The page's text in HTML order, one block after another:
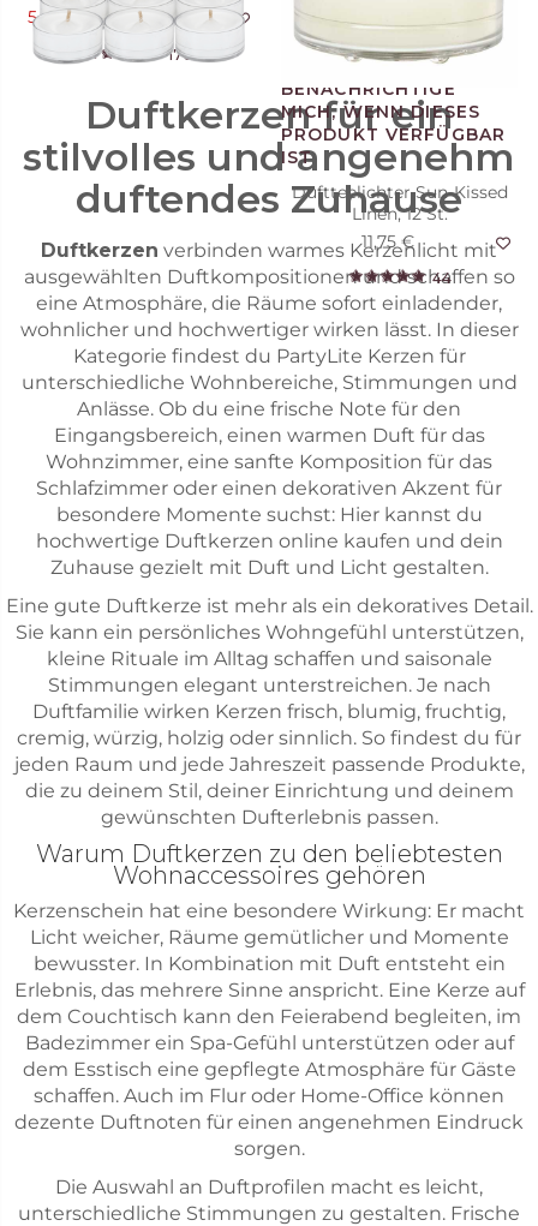
58
5,88 € 11,75 € Angebot
170
Duftteelichter Sun-Kissed
Linen, 12 St.
11,75 €
44
Duftkerzen für ein
stilvolles und angenehm
duftendes Zuhause
Duftkerzen verbinden warmes Kerzenlicht mit
ausgewählten Duftkompositionen und schaffen so
eine Atmosphäre, die Räume sofort einladender,
wohnlicher und hochwertiger wirken lässt. In dieser
Kategorie findest du PartyLite Kerzen für
unterschiedliche Wohnbereiche, Stimmungen und
Anlässe. Ob du eine frische Note für den
Eingangsbereich, einen warmen Duft für das
Wohnzimmer, eine sanfte Komposition für das
Schlafzimmer oder einen dekorativen Akzent für
besondere Momente suchst: Hier kannst du
hochwertige Duftkerzen online kaufen und dein
Zuhause gezielt mit Duft und Licht gestalten.
Eine gute Duftkerze ist mehr als ein dekoratives Detail.
Sie kann ein persönliches Wohngefühl unterstützen,
kleine Rituale im Alltag schaffen und saisonale
Stimmungen elegant unterstreichen. Je nach
Duftfamilie wirken Kerzen frisch, blumig, fruchtig,
cremig, würzig, holzig oder sinnlich. So findest du für
jeden Raum und jede Jahreszeit passende Produkte,
die zu deinem Stil, deiner Einrichtung und deinem
gewünschten Dufterlebnis passen.
Warum Duftkerzen zu den beliebtesten
Wohnaccessoires gehören
Kerzenschein hat eine besondere Wirkung: Er macht
Licht weicher, Räume gemütlicher und Momente
bewusster. In Kombination mit Duft entsteht ein
Erlebnis, das mehrere Sinne anspricht. Eine Kerze auf
dem Couchtisch kann den Feierabend begleiten, im
Badezimmer ein Spa-Gefühl unterstützen oder auf
dem Esstisch eine gepflegte Atmosphäre für Gäste
schaffen. Auch im Flur oder Home-Office können
dezente Duftnoten für einen angenehmen Eindruck
sorgen.
Die Auswahl an Duftprofilen macht es leicht,
unterschiedliche Stimmungen zu gestalten. Frische